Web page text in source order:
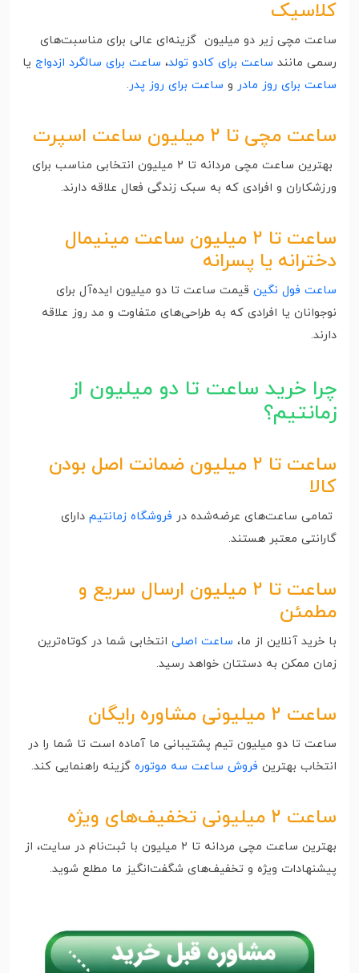
کلاسیک
ساعت مچی زیر دو میلیون گزینه‌ای عالی برای مناسبت‌های
رسمی مانند ساعت برای کادو تولد، ساعت برای سالگرد ازدواج یا
ساعت برای روز مادر و ساعت برای روز پدر.
ساعت مچی تا ۲ میلیون ساعت‌ اسپرت
بهترین ساعت مچی مردانه تا ۲ میلیون انتخابی مناسب برای
ورزشکاران و افرادی که به سبک زندگی فعال علاقه دارند.
ساعت تا ۲ میلیون
ساعت مینیمال
دخترانه یا پسرانه
ساعت فول نگین قیمت ساعت تا دو میلیون ایده‌آل برای
نوجوانان یا افرادی که به طراحی‌های متفاوت و مد روز علاقه
دارند.
چرا خرید ساعت تا دو میلیون از
زمانتیم؟
ساعت تا ۲ میلیون ضمانت اصل بودن
کالا
تمامی ساعت‌های عرضه‌شده در فروشگاه زمانتیم دارای
گارانتی معتبر هستند.
ساعت تا ۲ میلیون ارسال سریع و
مطمئن
با خرید آنلاین از ما، ساعت اصلی انتخابی شما در کوتاه‌ترین
زمان ممکن به دستتان خواهد رسید.
ساعت ۲ میلیونی مشاوره رایگان
ساعت تا دو میلیون تیم پشتیبانی ما آماده است تا شما را در
انتخاب بهترین فروش ساعت سه موتوره گزینه راهنمایی کند.
ساعت ۲ میلیونی تخفیف‌های ویژه
بهترین ساعت مچی مردانه تا ۲ میلیون با ثبت‌نام در سایت، از
پیشنهادات ویژه و تخفیف‌های شگفت‌انگیز ما مطلع شوید.